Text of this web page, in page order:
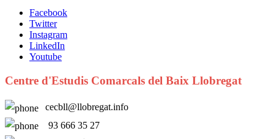
Facebook
Twitter
Instagram
LinkedIn
Youtube
Centre d'Estudis Comarcals del Baix Llobregat
cecbll@llobregat.info
93 666 35 27